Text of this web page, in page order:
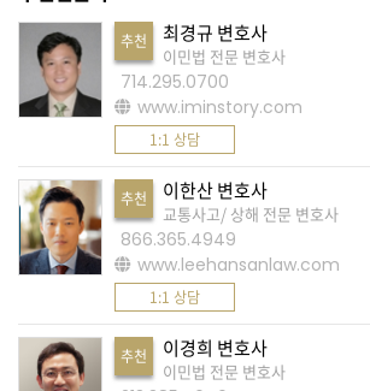
제
합
니
"
질
문
력
"
추천 최경규 변호사
이민법 전문 변호사
714.295.0700
www.iminstory.com
1:1 상담
추천 이한산 변호사
교통사고/ 상해 전문 변호사
866.365.4949
www.leehansanlaw.com
1:1 상담
추천 이경희 변호사
이민법 전문 변호사